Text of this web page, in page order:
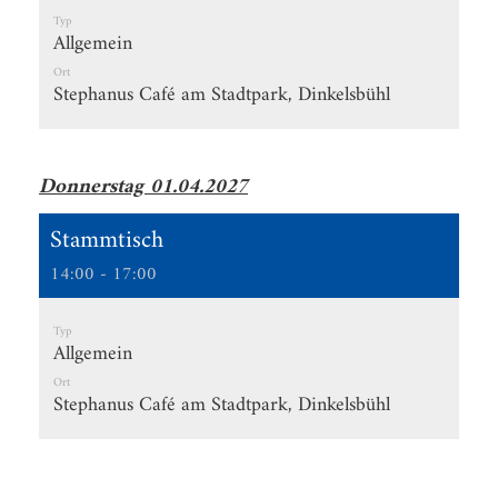
Typ
Allgemein
Ort
Stephanus Café am Stadtpark, Dinkelsbühl
Donnerstag 01.04.2027
Stammtisch
14:00 - 17:00
Typ
Allgemein
Ort
Stephanus Café am Stadtpark, Dinkelsbühl